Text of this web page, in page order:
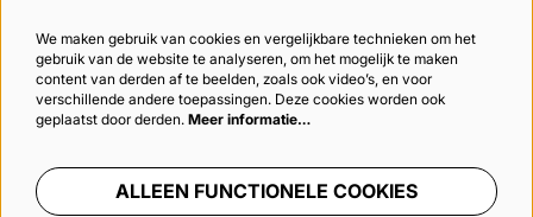
Meld je aan voor de nieuwsbrief
We maken gebruik van cookies en vergelijkbare technieken om het
gebruik van de website te analyseren, om het mogelijk te maken
content van derden af te beelden, zoals ook video’s, en voor
verschillende andere toepassingen. Deze cookies worden ook
geplaatst door derden. Meer informatie…
ALLEEN FUNCTIONELE COOKIES